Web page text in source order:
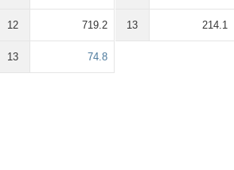
12 719.2
13 74.8
13 214.1